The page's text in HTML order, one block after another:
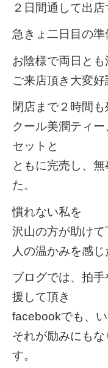
２日間通して出
急きょ二日目の
お陰様で両日とも
ご来店頂き大変好
閉店まで２時間も
クール美潤ティ
セットと
ともに完売し、
た。
慣れない私を
沢山の方が助けて
人の温かみを感
ブログでは、拍
援して頂き
facebookでも、
それが励みにも
す。